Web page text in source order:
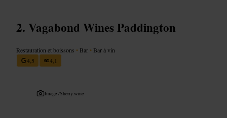
Vagabond Wines Paddington
Restauration et boissons • Bar • Bar à vin
4,5
4,1
Image /Sherry.wine